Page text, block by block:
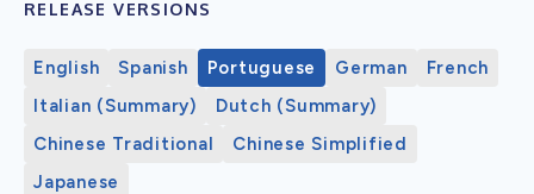
RELEASE VERSIONS
English Spanish Portuguese German
French
Italian (Summary)
Dutch (Summary)
Chinese Traditional
Chinese Simplified
Japanese